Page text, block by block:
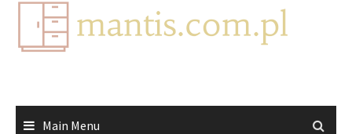
Skip
content
Main Menu